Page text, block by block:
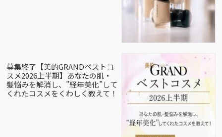
募集終了【美的GRANDベストコ
スメ2026上半期】あなたの肌・
髪悩みを解消し、”経年美化”して
くれたコスメをくわしく教えて！